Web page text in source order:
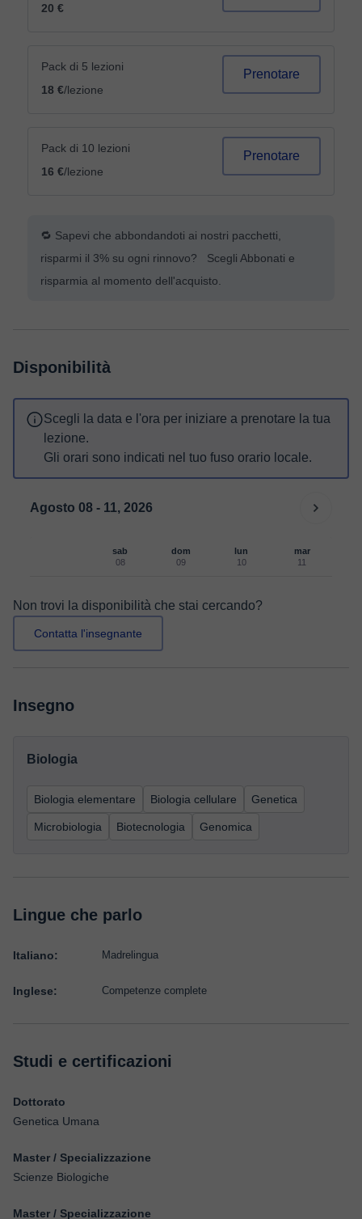
20 €
Pack di 5 lezioni
18 €/lezione
Prenotare
Pack di 10 lezioni
16 €/lezione
Prenotare
🔁 Sapevi che abbondandoti ai nostri pacchetti,
risparmi il 3% su ogni rinnovo? Scegli Abbonati e
risparmia al momento dell'acquisto.
Disponibilità
Scegli la data e l'ora per iniziare a prenotare la tua
lezione.
Gli orari sono indicati nel tuo fuso orario locale.
Agosto 08 - 11, 2026
sab
08
dom
09
lun
10
mar
11
Non trovi la disponibilità che stai cercando?
Contatta l'insegnante
Insegno
Biologia
Biologia elementare Biologia cellulare Genetica
Microbiologia Biotecnologia Genomica
Lingue che parlo
Italiano: Madrelingua
Inglese: Competenze complete
Studi e certificazioni
Dottorato
Genetica Umana
Master / Specializzazione
Scienze Biologiche
Master / Specializzazione